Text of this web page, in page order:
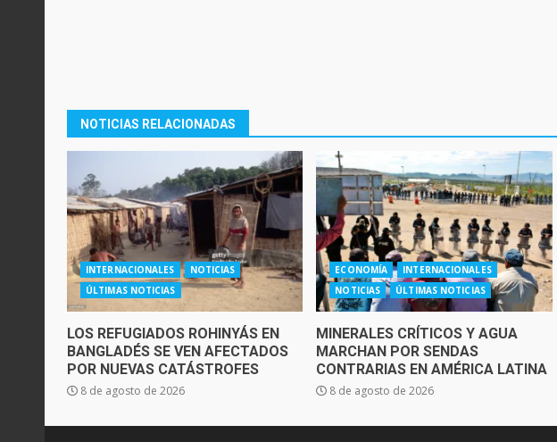
NOTICIAS RELACIONADAS
INTERNACIONALES
NOTICIAS
ÚLTIMAS NOTICIAS
LOS REFUGIADOS ROHINYÁS EN
BANGLADÉS SE VEN AFECTADOS
POR NUEVAS CATÁSTROFES
8 de agosto de 2026
ECONOMÍA
INTERNACIONALES
NOTICIAS
ÚLTIMAS NOTICIAS
MINERALES CRÍTICOS Y AGUA
MARCHAN POR SENDAS
CONTRARIAS EN AMÉRICA LATINA
8 de agosto de 2026